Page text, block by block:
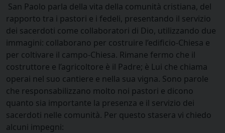
San Paolo parla della vita della comunità cristiana, del
rapporto tra i pastori e i fedeli, presentando il servizio
dei sacerdoti come collaboratori di Dio, utilizzando due
immagini: collaborano per costruire l’edificio-Chiesa e
per coltivare il campo-Chiesa. Rimane fermo che il
costruttore e l’agricoltore è il Padre; è Lui che chiama
operai nel suo cantiere e nella sua vigna. Sono parole
che responsabilizzano molto noi pastori e dicono
quanto sia importante la presenza e il servizio dei
sacerdoti nelle comunità. Per questo stasera vi chiedo
alcuni impegni: